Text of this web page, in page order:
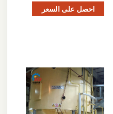
احصل على السعر